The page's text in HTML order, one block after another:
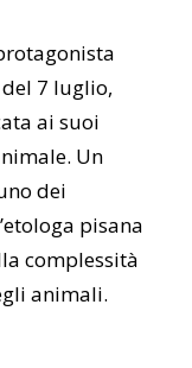
7 luglio,
ai suoi
Un
dei
pisana
complessità
animali.